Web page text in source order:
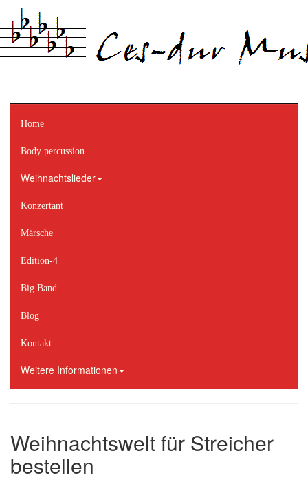
Home
Body percussion
Weihnachtslieder
Konzertant
Märsche
Edition-4
Big Band
Blog
Kontakt
Weitere Informationen
Weihnachtswelt für Streicher
bestellen